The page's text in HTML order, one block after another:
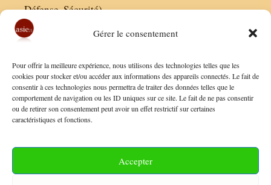
Gérer le consentement
Pour offrir la meilleure expérience, nous utilisons des technologies telles que les
cookies pour stocker et/ou accéder aux informations des appareils connectés. Le fait de
consentir à ces technologies nous permettra de traiter des données telles que le
comportement de navigation ou les ID uniques sur ce site. Le fait de ne pas consentir
ou de retirer son consentement peut avoir un effet restrictif sur certaines
caractéristiques et fonctions.
Accepter
Défense, Sécurité)
Finaldées EURL
Siège social : 13 avenue Boudon, 75016, Paris
Nous contacter
Conditions Générales de Vente
Politique de Confidentialité